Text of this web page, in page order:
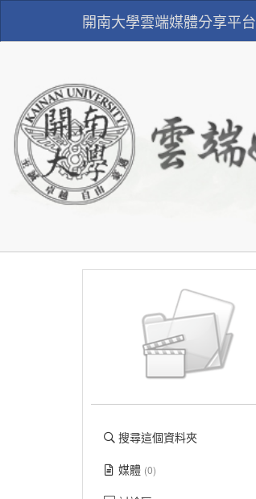
開南大學雲端媒體分享平台
搜尋這個資料夾
媒體 (0)